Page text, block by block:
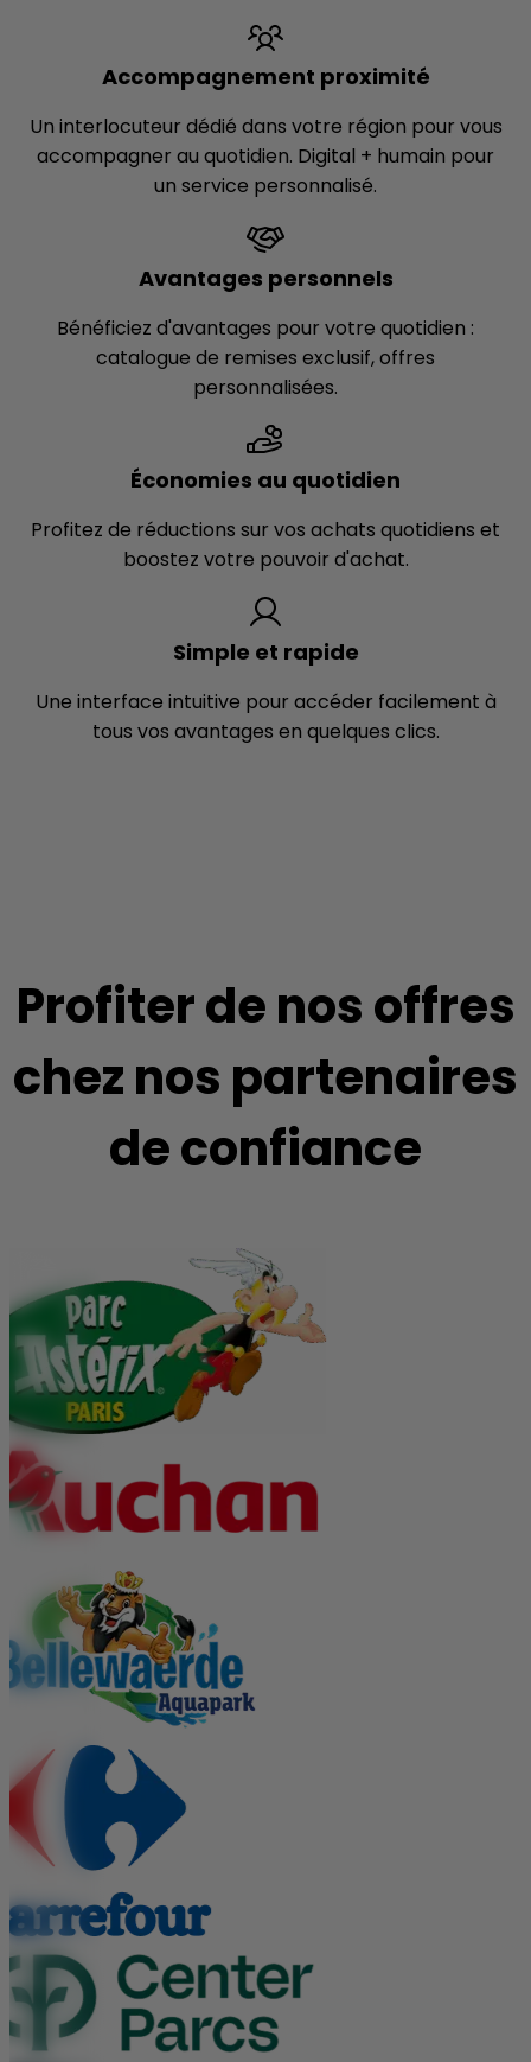
Accompagnement proximité
Un interlocuteur dédié dans votre région pour vous
accompagner au quotidien. Digital + humain pour
un service personnalisé.
Avantages personnels
Bénéficiez d'avantages pour votre quotidien :
catalogue de remises exclusif, offres
personnalisées.
Économies au quotidien
Profitez de réductions sur vos achats quotidiens et
boostez votre pouvoir d'achat.
Simple et rapide
Une interface intuitive pour accéder facilement à
tous vos avantages en quelques clics.
Profiter de nos offres
chez nos partenaires
de confiance